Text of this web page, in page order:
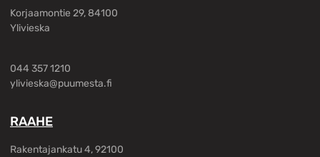
Korjaamontie 29, 84100
Ylivieska
044 357 1210
ylivieska@puumesta.fi
RAAHE
Rakentajankatu 4, 92100